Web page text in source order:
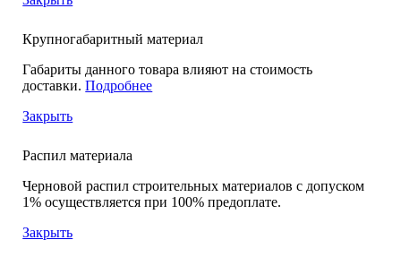
Крупногабаритный материал
Габариты данного товара влияют на стоимость
доставки.Подробнее
Закрыть
Распил материала
Черновой распил строительных материалов с допуском
1% осуществляется при 100% предоплате.
Закрыть